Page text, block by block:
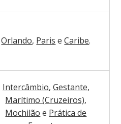
Orlando, Paris e Caribe.
Intercâmbio, Gestante,
Marítimo (Cruzeiros),
Mochilão e Prática de